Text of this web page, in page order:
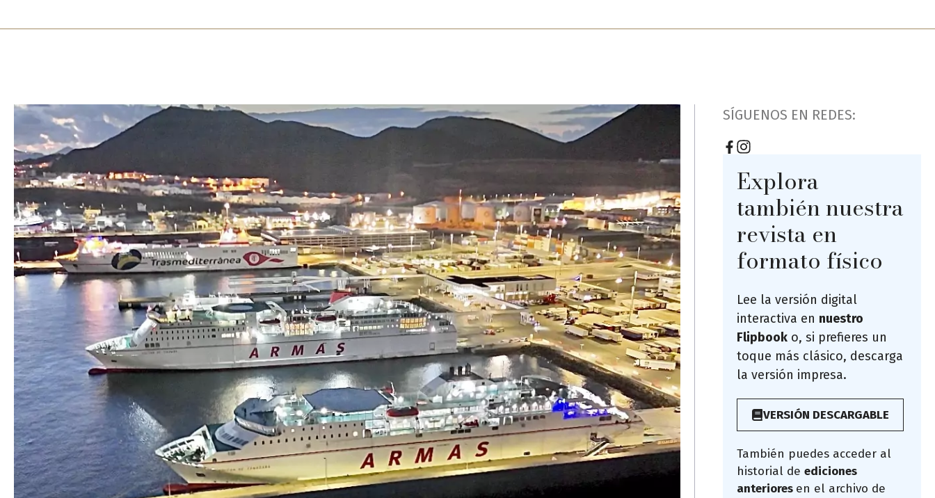
SÍGUENOS EN REDES:
Explora
también nuestra
revista en
formato físico
Lee la versión digital
interactiva en nuestro
Flipbook o, si prefieres un
toque más clásico, descarga
la versión impresa.
VERSIÓN DESCARGABLE
También puedes acceder al
historial de ediciones
anteriores en el archivo de